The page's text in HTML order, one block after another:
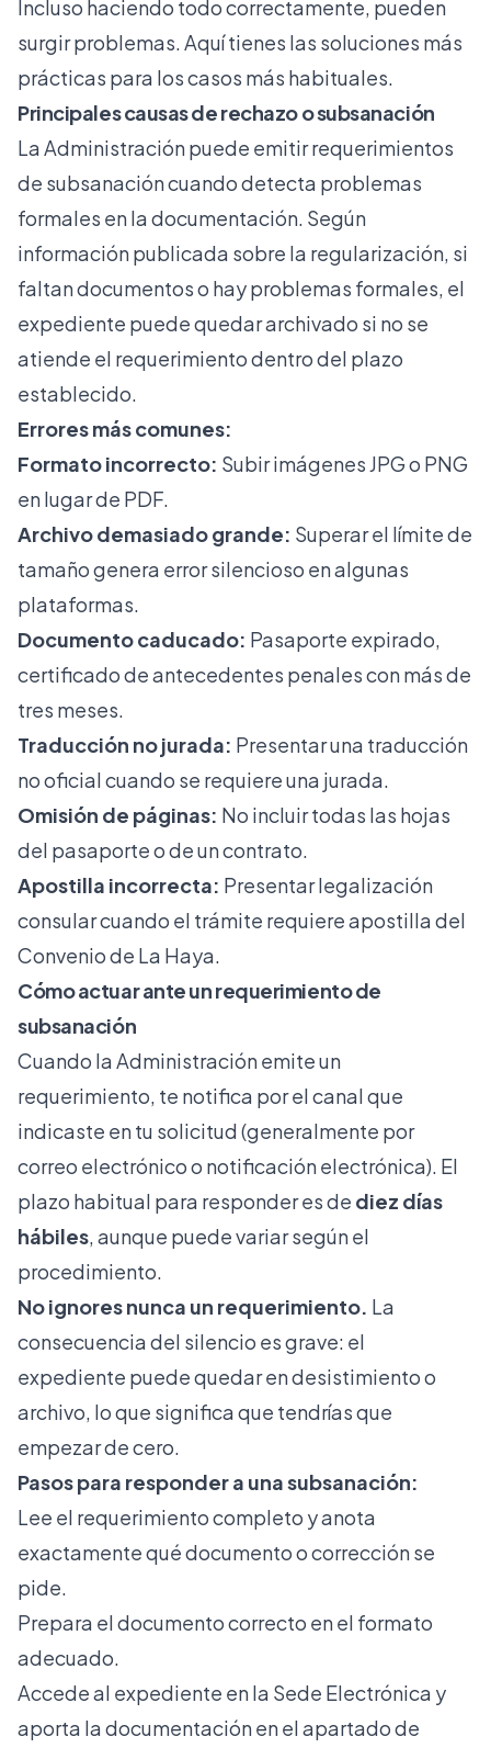
Incluso haciendo todo correctamente, pueden
surgir problemas. Aquí tienes las soluciones más
prácticas para los casos más habituales.
Principales causas de rechazo o subsanación
La Administración puede emitir requerimientos
de subsanación cuando detecta problemas
formales en la documentación. Según
información publicada sobre la regularización, si
faltan documentoso hay problemas formales, el
expediente puede quedar archivado si no se
atiende el requerimiento dentro del plazo
establecido.
Errores más comunes:
Formato incorrecto: Subir imágenes JPG o PNG
en lugar de PDF.
Archivo demasiado grande: Superar el límite de
tamaño genera error silencioso en algunas
plataformas.
Documento caducado: Pasaporte expirado,
certificado de antecedentes penales con más de
tres meses.
Traducción no jurada: Presentar una traducción
no oficial cuando se requiere una jurada.
Omisión de páginas: No incluir todas las hojas
del pasaporte o de un contrato.
Apostilla incorrecta: Presentar legalización
consular cuando el trámite requiere apostilla del
Convenio de La Haya.
Cómo actuar ante un requerimiento de
subsanación
Cuando la Administración emite un
requerimiento, te notifica por el canal que
indicaste en tu solicitud (generalmente por
correo electrónico o notificación electrónica). El
plazo habitual para responder es de diez días
hábiles, aunque puede variar según el
procedimiento.
No ignores nunca un requerimiento. La
consecuencia del silencio es grave: el
expediente puede quedar en desistimiento o
archivo, lo que significa que tendrías que
empezar de cero.
Pasos para responder a una subsanación:
Lee el requerimiento completo y anota
exactamente qué documento o corrección se
pide.
Prepara el documento correcto en el formato
adecuado.
Accede al expediente en la Sede Electrónica y
aporta la documentación en el apartado de